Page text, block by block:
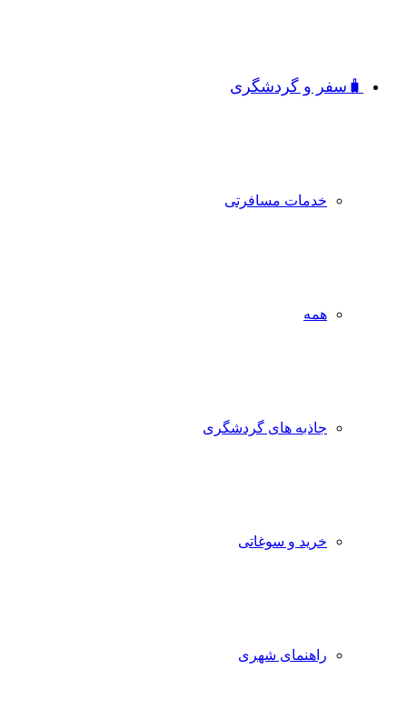
🧳سفر و گردشگری
خدمات مسافرتی
همه
جاذبه‌ های گردشگری
خرید و سوغاتی
راهنمای شهری